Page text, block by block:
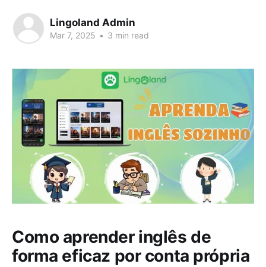
Lingoland Admin
Mar 7, 2025 • 3 min read
Como aprender inglês de
forma eficaz por conta própria